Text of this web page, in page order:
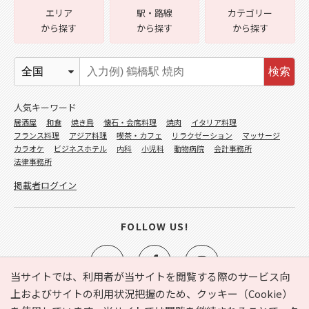
当サイトでは、利用者が当サイトを閲覧する際のサービス向
上およびサイトの利用状況把握のため、クッキー（Cookie）
エリア
から探す
駅・路線
から探す
カテゴリー
から探す
検索
人気キーワード
居酒屋 和食 焼き鳥 懐石・会席料理 焼肉
イタリア料理
フランス料理
アジア料理 喫茶・カフェ リラクゼーション
マッサージ
カラオケ
ビジネスホテル 内科 小児科 動物病院
会計事務所
法律事務所
掲載者ログイン
FOLLOW US!